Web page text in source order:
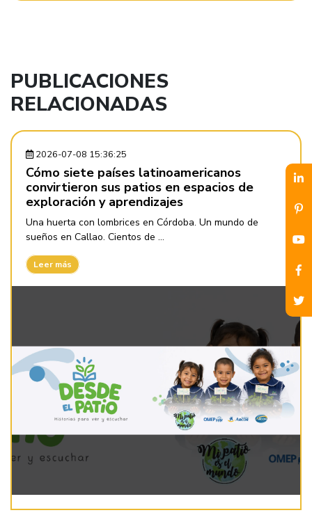
PUBLICACIONES
RELACIONADAS
2026-07-08 15:36:25
Cómo siete países latinoamericanos
convirtieron sus patios en espacios de
exploración y aprendizajes
Una huerta con lombrices en Córdoba. Un mundo de
sueños en Callao. Cientos de ...
Leer más